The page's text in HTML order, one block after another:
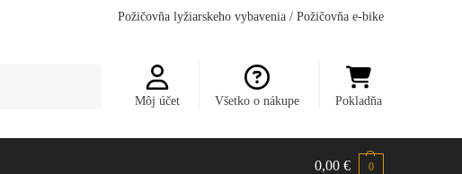
Požičovňa lyžiarskeho vybavenia / Požičovňa e-bike
Môj účet Všetko o nákupe Pokladňa
0,00 € 0